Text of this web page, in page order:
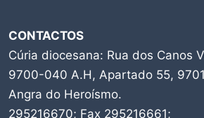
CONTACTOS
Cúria diocesana: Rua dos Canos
9700-040 A.H, Apartado 55,
Angra do Heroísmo.
295216670; Fax 295216661;